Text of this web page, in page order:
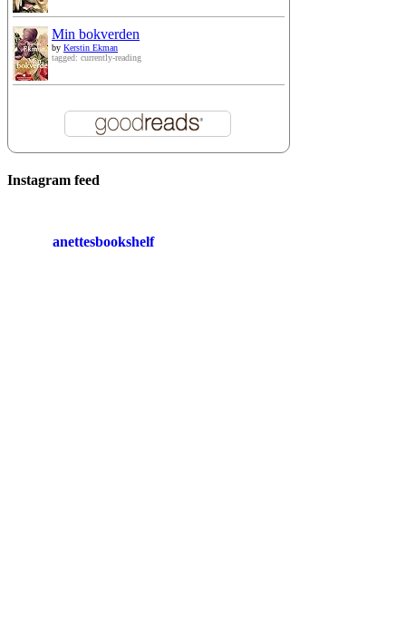
Min bokverden
by Kerstin Ekman
tagged: currently-reading
Instagram feed
anettesbookshelf